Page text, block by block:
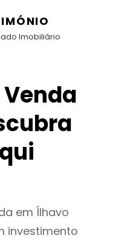
Imobiliário
em Ílhavo
investimento